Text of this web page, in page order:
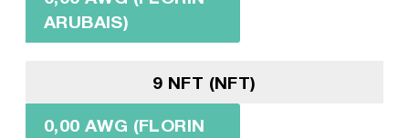
ARUBAIS)
9 NFT (NFT)
0,00 AWG (FLORIN